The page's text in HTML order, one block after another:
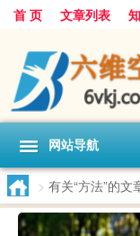
首 页 文章列表
网站导航
> 有关“方法”的文